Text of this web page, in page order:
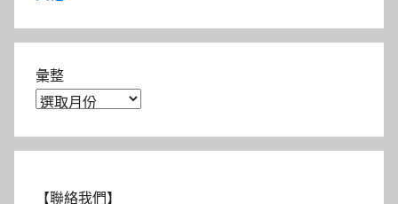
彙整
【聯絡我們】